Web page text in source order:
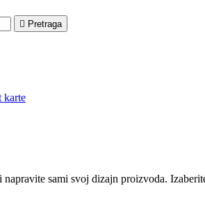
 Pretraga
karte
sami svoj dizajn proizvoda.